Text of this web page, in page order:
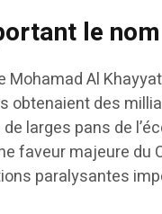
le
Al
obtenaient des
larges pans de
faveur majeure du
paralysantes